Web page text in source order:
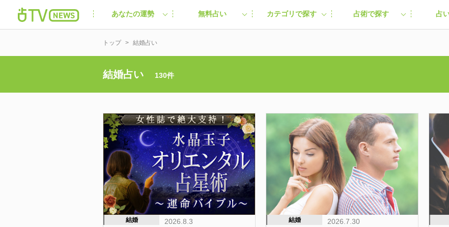
あなたの運勢 無料占い カテゴリで探す 占術で探す 占
結婚占い 130件
結婚
2026.8.3
結婚
2026.7.30
トップ 結婚占い